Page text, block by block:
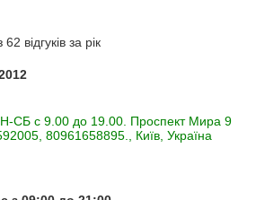
відгуків за рік
СБ с 9.00 до 19.00. Проспект Мира 9
80961658895., Київ, Україна